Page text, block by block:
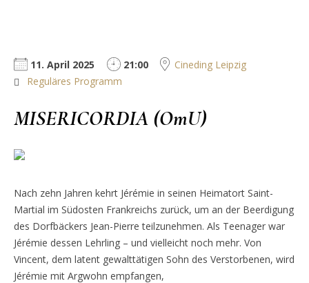
11. April 2025 21:00
Cineding Leipzig
Reguläres Programm
MISERICORDIA (OmU)
Nach zehn Jahren kehrt Jérémie in seinen Heimatort Saint-
Martial im Südosten Frankreichs zurück, um an der Beerdigung
des Dorfbäckers Jean-Pierre teilzunehmen. Als Teenager war
Jérémie dessen Lehrling – und vielleicht noch mehr. Von
Vincent, dem latent gewalttätigen Sohn des Verstorbenen, wird
Jérémie mit Argwohn empfangen,